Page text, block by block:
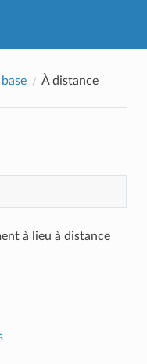
À distance
à lieu à distance